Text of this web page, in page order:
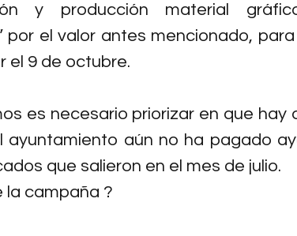
y producción material
por el valor antes mencionado,
el 9 de octubre.
es necesario priorizar en que hay
ayuntamiento aún no ha pagado
que salieron en el mes de julio.
la campaña ?